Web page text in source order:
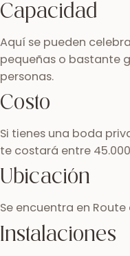
Capacidad
Aquí se pueden
pequeñas o bastante
personas.
Costo
Si tienes una boda
te costará entre
Ubicación
Se encuentra en Route
Instalaciones